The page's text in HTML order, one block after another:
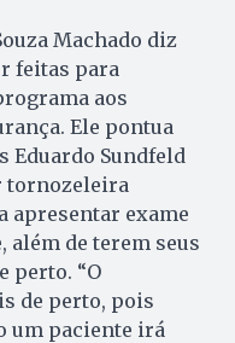
Machado diz
feitas para
aos
Ele pontua
Eduardo Sundfeld
tornozeleira
apresentar exame
de terem seus
perto. “O
de perto, pois
um paciente irá